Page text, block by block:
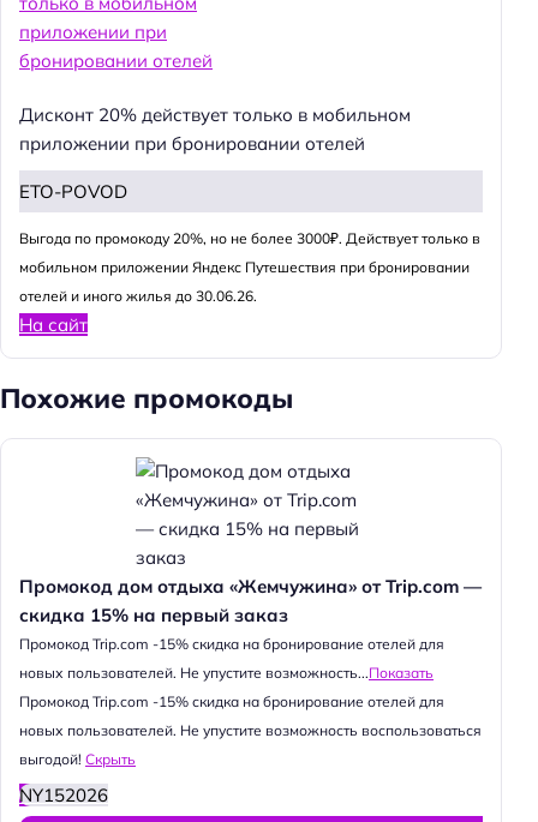
Дисконт 20% действует только в мобильном
приложении при бронировании отелей
ETO-POVOD
Выгода по промокоду 20%, но не более 3000₽. Действует только в
мобильном приложении Яндекс Путешествия при бронировании
отелей и иного жилья до 30.06.26.
На сайт
Похожие промокоды
Промокод дом отдыха «Жемчужина» от Trip.com —
скидка 15% на первый заказ
Промокод Trip.com -15% скидка на бронирование отелей для
новых пользователей. Не упустите возможность...Показать
Промокод Trip.com -15% скидка на бронирование отелей для
новых пользователей. Не упустите возможность воспользоваться
выгодой! Скрыть
NY152026